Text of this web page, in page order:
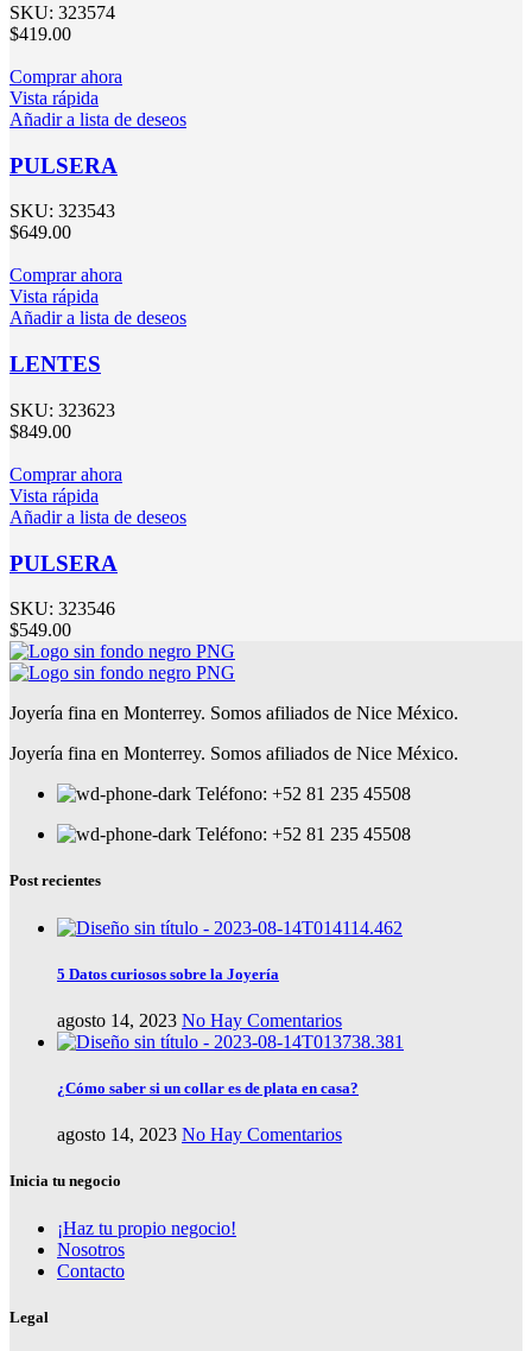
SKU: 323574
$419.00
Comprar ahora
Vista rápida
Añadir a lista de deseos
PULSERA
SKU: 323543
$649.00
Comprar ahora
Vista rápida
Añadir a lista de deseos
LENTES
SKU: 323623
$849.00
Comprar ahora
Vista rápida
Añadir a lista de deseos
PULSERA
SKU: 323546
$549.00
Joyería fina en Monterrey. Somos afiliados de Nice México.
Joyería fina en Monterrey. Somos afiliados de Nice México.
Teléfono: +52 81 235 45508
Teléfono: +52 81 235 45508
Post recientes
5 Datos curiosos sobre la Joyería
agosto 14, 2023 No Hay Comentarios
¿Cómo saber si un collar es de plata en casa?
agosto 14, 2023 No Hay Comentarios
Inicia tu negocio
¡Haz tu propio negocio!
Nosotros
Contacto
Legal